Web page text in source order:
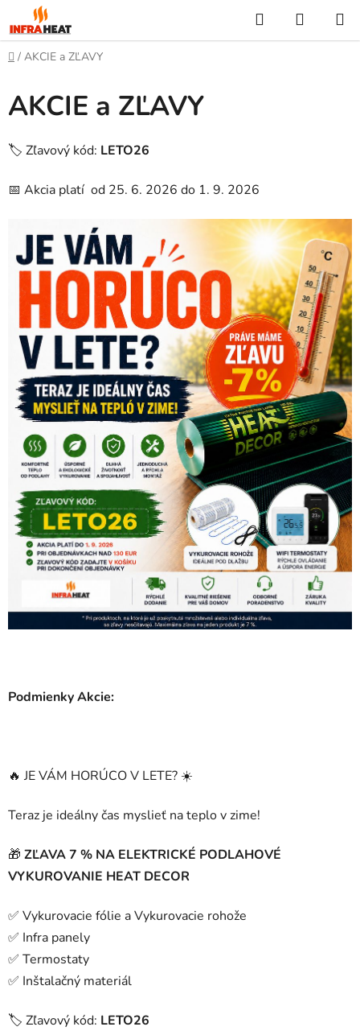
Prejsť
na
obsah
Hľadať
KOŠÍK
Domov
/ AKCIE a ZĽAVY
AKCIE a ZĽAVY
🏷️ Zľavový kód: LETO26
📅 Akcia platí od 25. 6. 2026 do 1. 9. 2026
Podmienky Akcie:
🔥 JE VÁM HORÚCO V LETE? ☀️
Teraz je ideálny čas myslieť na teplo v zime!
🎁 ZĽAVA 7 % NA ELEKTRICKÉ PODLAHOVÉ
VYKUROVANIE HEAT DECOR
✅ Vykurovacie fólie a Vykurovacie rohože
✅ Infra panely
✅ Termostaty
✅ Inštalačný materiál
🏷️ Zľavový kód: LETO26